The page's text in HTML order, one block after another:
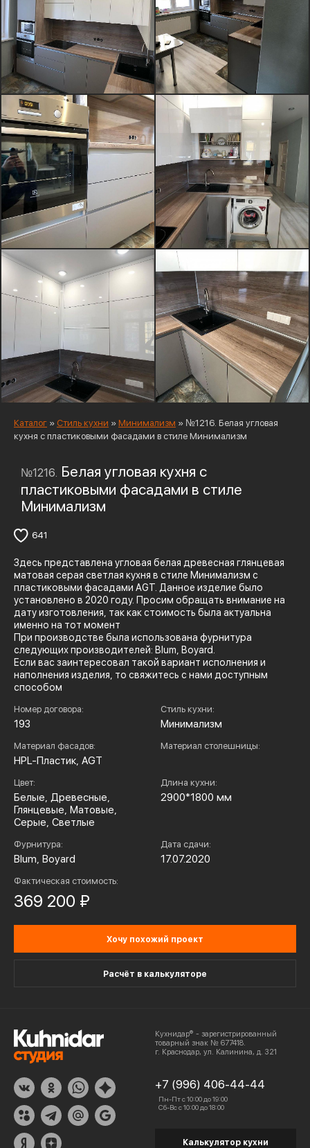
Каталог » Стиль кухни » Минимализм » №1216. Белая угловая
кухня с пластиковыми фасадами в стиле Минимализм
№1216. Белая угловая кухня с
пластиковыми фасадами в стиле
Минимализм
641
Здесь представлена угловая белая древесная глянцевая
матовая серая светлая кухня в стиле Минимализм с
пластиковыми фасадами AGT. Данное изделие было
установлено в 2020 году. Просим обращать внимание на
дату изготовления, так как стоимость была актуальна
именно на тот момент
При производстве была использована фурнитура
следующих производителей: Blum, Boyard.
Если вас заинтересовал такой вариант исполнения и
наполнения изделия, то свяжитесь с нами доступным
способом
Номер договора:
193
Стиль кухни:
Минимализм
Материал фасадов:
HPL-Пластик, AGT
Материал столешницы:
Цвет:
Белые, Древесные,
Глянцевые, Матовые,
Серые, Светлые
Длина кухни:
2900*1800 мм
Фурнитура:
Blum, Boyard
Дата сдачи:
17.07.2020
Фактическая стоимость:
369 200 ₽
Хочу похожий проект
Расчёт в калькуляторе
Кухнидар® - зарегистрированный
товарный знак № 677418.
г. Краснодар, ул. Калинина, д. 321
+7 (996) 406-44-44
Пн-Пт с 10:00 до 19:00
Сб-Вс с 10:00 до 18:00
Калькулятор кухни